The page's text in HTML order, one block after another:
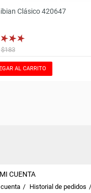
Clásico 420647
$183
AL CARRITO
CUENTA
Historial de pedidos